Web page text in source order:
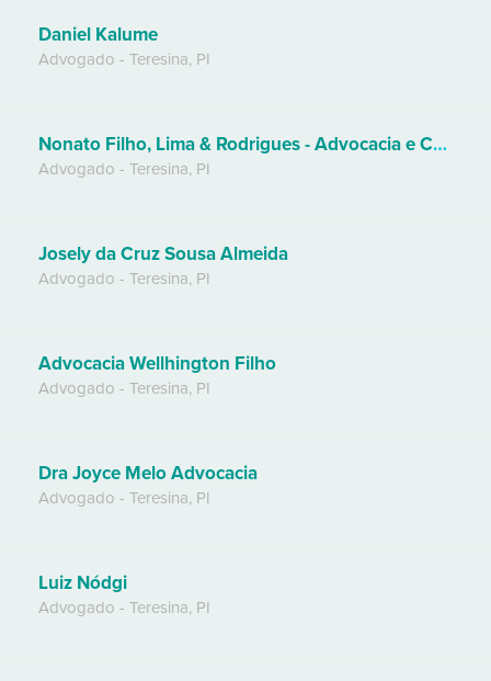
Daniel Kalume
Advogado - Teresina, PI
Nonato Filho, Lima & Rodrigues - Advocacia e Consultoria Especializada
Advogado - Teresina, PI
Josely da Cruz Sousa Almeida
Advogado - Teresina, PI
Advocacia Wellhington Filho
Advogado - Teresina, PI
Dra Joyce Melo Advocacia
Advogado - Teresina, PI
Luiz Nódgi
Advogado - Teresina, PI